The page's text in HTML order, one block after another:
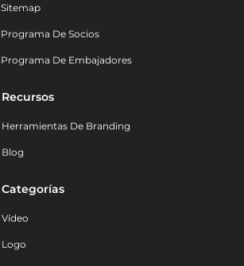
Sitemap
Programa De Socios
Programa De Embajadores
Recursos
Herramientas De Branding
Blog
Categorías
Vídeo
Logo